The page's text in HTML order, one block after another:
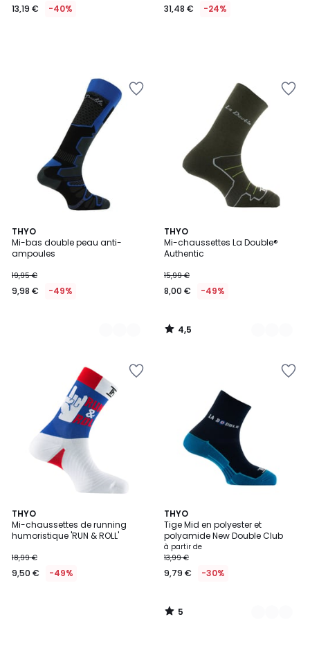
13,19 € -40% 31,48 € -24%
THYO
Mi-bas double peau anti-
ampoules
19,95 €
9,98 € -49%
2
Couleurs
THYO
Mi-chaussettes La Double®
Authentic
15,99 €
8,00 € -49%
4,5
/ 5
4
Couleurs
4,5
/
THYO
Mi-chaussettes de running
humoristique 'RUN & ROLL'
18,99 €
9,50 € -49%
THYO
Tige Mid en polyester et
polyamide New Double Club
à partir de
13,99 €
9,79 € -30%
5
/
5
8
Couleurs
5
/